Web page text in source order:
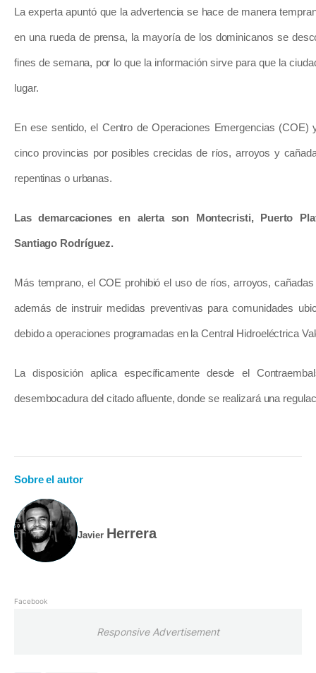
La experta apuntó que la advertencia se hace de manera
en una rueda de prensa, la mayoría de los dominicanos se
fines de semana, por lo que la información sirve para que la
lugar.
En ese sentido, el Centro de Operaciones Emergencias (COE)
cinco provincias por posibles crecidas de ríos, arroyos y
repentinas o urbanas.
Las demarcaciones en alerta son Montecristi, Puerto
Santiago Rodríguez.
Más temprano, el COE prohibió el uso de ríos, arroyos,
además de instruir medidas preventivas para comunidades
debido a operaciones programadas en la Central Hidroeléctrica
La disposición aplica específicamente desde el
desembocadura del citado afluente, donde se realizará una
Sobre el autor
Javier Herrera
Facebook
Responsive Advertisement